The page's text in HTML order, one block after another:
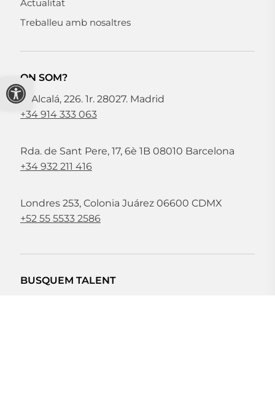
Obre la barra d'eines
Actualitat
Treballeu amb nosaltres
ON SOM?
C. Alcalá, 226. 1r. 28027. Madrid
+34 914 333 063
Rda. de Sant Pere, 17, 6è 1B 08010 Barcelona
+34 932 211 416
Londres 253, Colonia Juárez 06600 CDMX
+52 55 5533 2586
BUSQUEM TALENT